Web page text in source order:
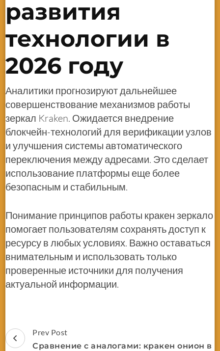
развития
технологии в
2026 году
Аналитики прогнозируют дальнейшее
совершенствование механизмов работы
зеркал Kraken. Ожидается внедрение
блокчейн-технологий для верификации узлов
и улучшения системы автоматического
переключения между адресами. Это сделает
использование платформы еще более
безопасным и стабильным.
Понимание принципов работы кракен зеркало
помогает пользователям сохранять доступ к
ресурсу в любых условиях. Важно оставаться
внимательным и использовать только
проверенные источники для получения
актуальной информации.
Prev Post
Сравнение с аналогами: кракен онион в